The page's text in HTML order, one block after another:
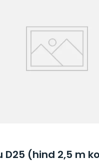
D25 (hind 2,5 m